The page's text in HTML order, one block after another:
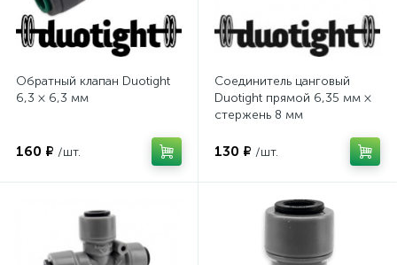
Обратный клапан Duotight
6,3 × 6,3 мм
160 ₽ /шт.
Соединитель цанговый
Duotight прямой 6,35 мм ×
стержень 8 мм
130 ₽ /шт.